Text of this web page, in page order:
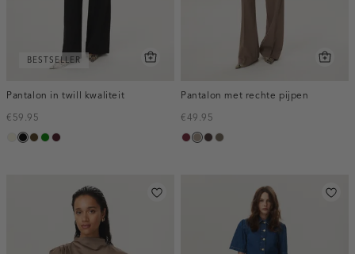
BESTSELLER
Pantalon in twill kwaliteit
€59.95
ecru
zwart
toffee
groenpruim,
Pantalon met rechte pijpen
€49.95
bordeaux,
taupe,
choco,
bruin